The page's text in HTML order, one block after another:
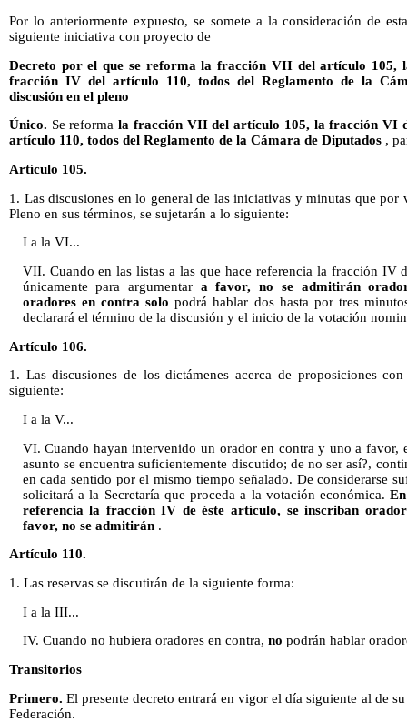
Por lo anteriormente expuesto, se somete a la consideración de
siguiente iniciativa con proyecto de
Decreto por el que se reforma la fracción VII del artículo
fracción IV del artículo 110, todos del Reglamento de la
discusión en el pleno
Único. Se reformala fracción VII del artículo 105, la fracción VI
artículo 110, todos del Reglamento de la Cámara de Diputados ,
Artículo 105.
1. Las discusiones en lo general de las iniciativas y minutas que por
Pleno en sus términos, se sujetarán a lo siguiente:
I a la VI...
VII. Cuando en las listas a las que hace referencia la fracción IV
únicamente para argumentar a favor, no se admitirán
oradores en contra solo podrá hablar dos hasta por tres
declarará el término de la discusión y el inicio de la votación
Artículo 106.
1. Las discusiones de los dictámenes acerca de proposiciones
siguiente:
I a la V...
VI. Cuando hayan intervenido un orador en contra y uno a favor,
asunto se encuentra suficientemente discutido; de no ser así?,
en cada sentido por el mismo tiempo señalado. De considerarse
solicitará a la Secretaría que proceda a la votación económica.
referencia la fracción IV de éste artículo, se inscriban
favor, no se admitirán.
Artículo 110.
1. Las reservas se discutirán de la siguiente forma:
I a la III...
IV. Cuando no hubiera oradores en contra, no podrán hablar
Transitorios
Primero. El presente decreto entrará en vigor el día siguiente al de
Federación.